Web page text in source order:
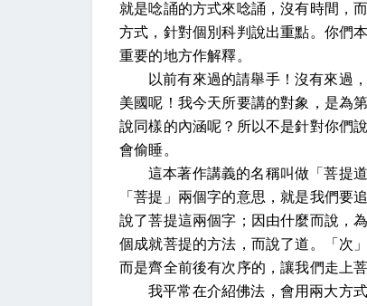
就是唸誦的方式來唸誦，沒有時間，
方式，針對個別科判說出重點。你們
重要的地方作解釋。
以前有來過的請舉手！沒有來過
美國呢！我今天所要講的對象，是為
說同樣的內涵呢？所以不是針對你們
會偷睡。
這本著作講義的名稱叫做「菩提
「菩提」兩個字的意思，就是我們要
說了菩提這兩個字；因由什麼而說，
個成就菩提的方法，而說了道。「次
而是齊全前後有次序的，讓我們走上
我平常在介紹佛法，會用兩大方